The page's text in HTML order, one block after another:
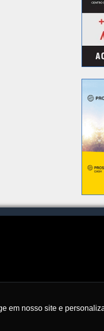
em nosso site e